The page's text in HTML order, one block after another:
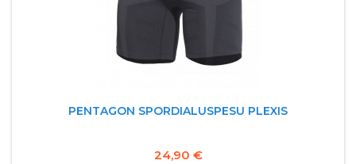
PENTAGON SPORDIALUSPESU PLEXIS
24,90 €